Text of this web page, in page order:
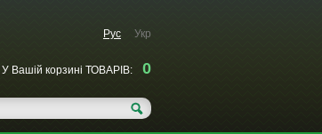
Рус Укр
У Вашій корзині ТОВАРІВ: 0